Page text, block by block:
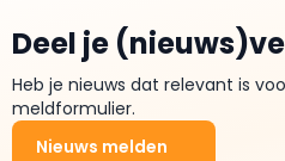
Deel je
Heb je nieuws dat relevant is
meldformulier.
Nieuws melden